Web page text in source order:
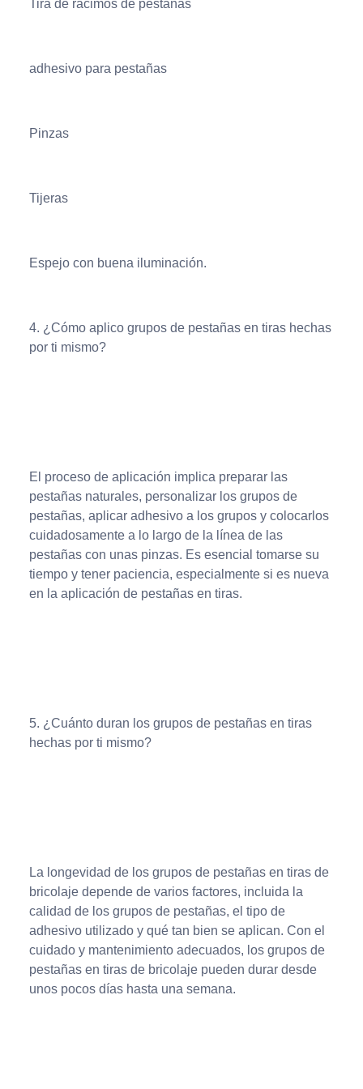
Tira de racimos de pestañas
adhesivo para pestañas
Pinzas
Tijeras
Espejo con buena iluminación.
4. ¿Cómo aplico grupos de pestañas en tiras hechas
por ti mismo?
El proceso de aplicación implica preparar las
pestañas naturales, personalizar los grupos de
pestañas, aplicar adhesivo a los grupos y colocarlos
cuidadosamente a lo largo de la línea de las
pestañas con unas pinzas. Es esencial tomarse su
tiempo y tener paciencia, especialmente si es nueva
en la aplicación de pestañas en tiras.
5. ¿Cuánto duran los grupos de pestañas en tiras
hechas por ti mismo?
La longevidad de los grupos de pestañas en tiras de
bricolaje depende de varios factores, incluida la
calidad de los grupos de pestañas, el tipo de
adhesivo utilizado y qué tan bien se aplican. Con el
cuidado y mantenimiento adecuados, los grupos de
pestañas en tiras de bricolaje pueden durar desde
unos pocos días hasta una semana.